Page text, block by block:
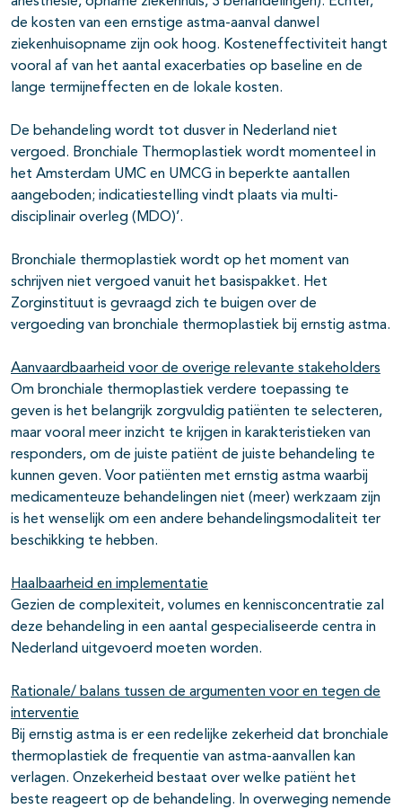
de kosten van een ernstige astma-aanval danwel
ziekenhuisopname zijn ook hoog. Kosteneffectiviteit hangt
vooral af van het aantal exacerbaties op baseline en de
lange termijneffecten en de lokale kosten.
De behandeling wordt tot dusver in Nederland niet
vergoed. Bronchiale Thermoplastiek wordt momenteel in
het Amsterdam UMC en UMCG in beperkte aantallen
aangeboden; indicatiestelling vindt plaats via multi-
disciplinair overleg (MDO)’.
Bronchiale thermoplastiek wordt op het moment van
schrijven niet vergoed vanuit het basispakket. Het
Zorginstituut is gevraagd zich te buigen over de
vergoeding van bronchiale thermoplastiek bij ernstig astma.
Aanvaardbaarheid voor de overige relevante stakeholders
Om bronchiale thermoplastiek verdere toepassing te
geven is het belangrijk zorgvuldig patiënten te selecteren,
maar vooral meer inzicht te krijgen in karakteristieken van
responders, om de juiste patiënt de juiste behandeling te
kunnen geven. Voor patiënten met ernstig astma waarbij
medicamenteuze behandelingen niet (meer) werkzaam zijn
is het wenselijk om een andere behandelingsmodaliteit ter
beschikking te hebben.
Haalbaarheid en implementatie
Gezien de complexiteit, volumes en kennisconcentratie zal
deze behandeling in een aantal gespecialiseerde centra in
Nederland uitgevoerd moeten worden.
Rationale/ balans tussen de argumenten voor en tegen de
interventie
Bij ernstig astma is er een redelijke zekerheid dat bronchiale
thermoplastiek de frequentie van astma-aanvallen kan
verlagen. Onzekerheid bestaat over welke patiënt het
beste reageert op de behandeling. In overweging nemende